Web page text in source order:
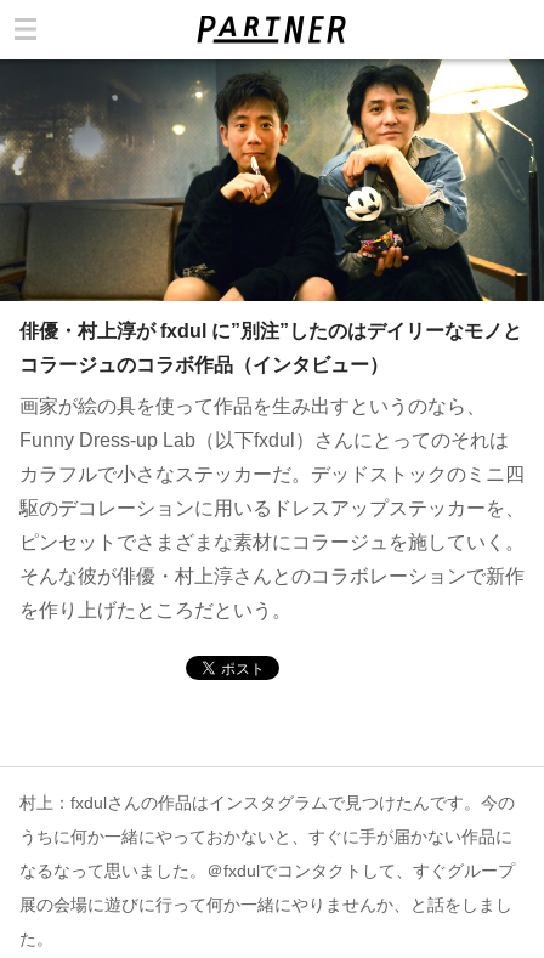
俳優・村上淳が fxdul に”別注”したのはデイリーなモノと
コラージュのコラボ作品（インタビュー）
画家が絵の具を使って作品を生み出すというのなら、
Funny Dress-up Lab（以下fxdul）さんにとってのそれは
カラフルで小さなステッカーだ。デッドストックのミニ四
駆のデコレーションに用いるドレスアップステッカーを、
ピンセットでさまざまな素材にコラージュを施していく。
そんな彼が俳優・村上淳さんとのコラボレーションで新作
を作り上げたところだという。
村上：fxdulさんの作品はインスタグラムで見つけたんです。今の
うちに何か一緒にやっておかないと、すぐに手が届かない作品に
なるなって思いました。＠fxdulでコンタクトして、すぐグループ
展の会場に遊びに行って何か一緒にやりませんか、と話をしまし
た。